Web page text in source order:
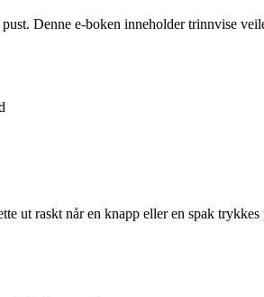
Denne e-boken inneholder trinnvise
ut raskt når en knapp eller en spak